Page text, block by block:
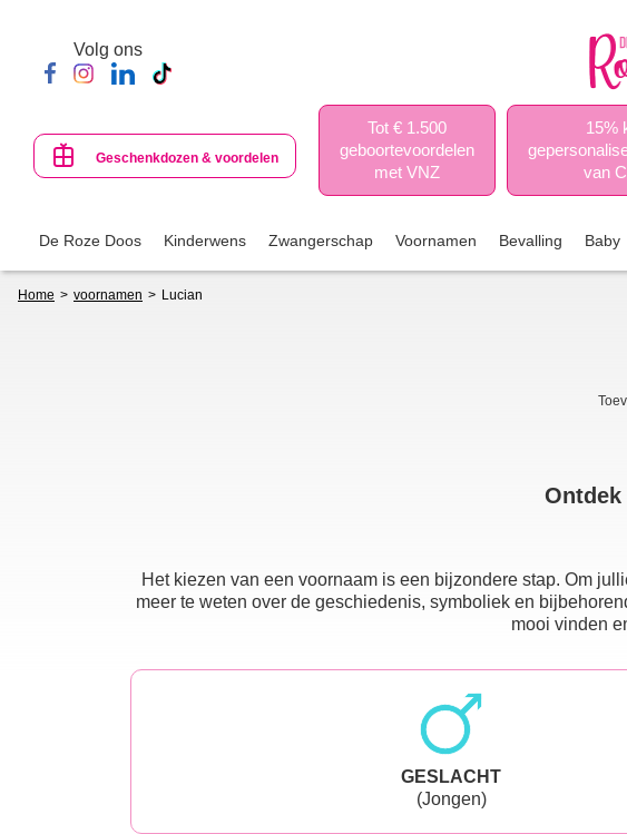
content
Volg ons
Geschenkdozen & voordelen
Tot € 1.500
geboortevoordelen
met VNZ
15%
van
De Roze Doos Kinderwens Zwangerschap Voornamen Bevalling Baby
Home voornamen Lucian
Ontdek
Het kiezen van een voornaam is een bijzondere stap. Om
meer te weten over de geschiedenis, symboliek en
mooi vinden
GESLACHT
(Jongen)